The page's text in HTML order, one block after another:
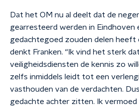
Dat het OM nu al deelt dat de
gearresteerd werden in Eindhoven
gedachtegoed zouden delen heeft
denkt Franken. “Ik vind het sterk
veiligheidsdiensten de kennis zo
zelfs inmiddels leidt tot een
vasthouden van de verdachten.
gedachte achter zitten. Ik